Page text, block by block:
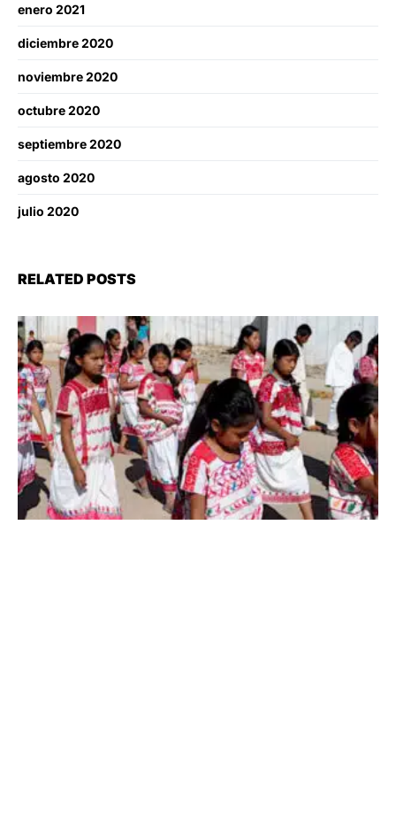
enero 2021
diciembre 2020
noviembre 2020
octubre 2020
septiembre 2020
agosto 2020
julio 2020
RELATED POSTS